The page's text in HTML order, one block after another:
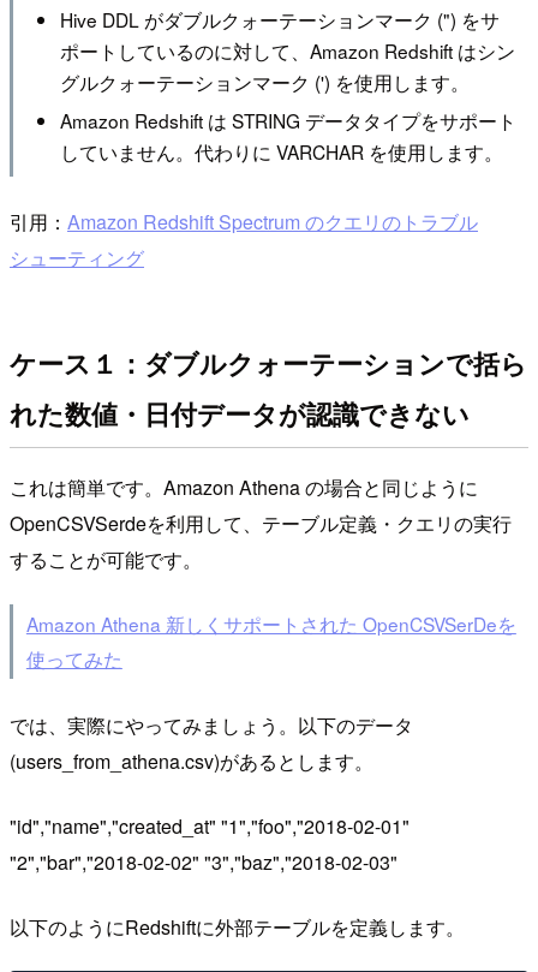
Hive DDL がダブルクォーテーションマーク (") をサ
ポートしているのに対して、Amazon Redshift はシン
グルクォーテーションマーク (') を使用します。
Amazon Redshift は STRING データタイプをサポート
していません。代わりに VARCHAR を使用します。
引用： Amazon Redshift Spectrum のクエリのトラブル
シューティング
ケース１：ダブルクォーテーションで括ら
れた数値・日付データが認識できない
これは簡単です。Amazon Athena の場合と同じように
OpenCSVSerdeを利用して、テーブル定義・クエリの実行
することが可能です。
Amazon Athena 新しくサポートされた OpenCSVSerDeを
使ってみた
では、実際にやってみましょう。以下のデータ
(users_from_athena.csv)があるとします。
"id","name","created_at" "1","foo","2018-02-01"
"2","bar","2018-02-02" "3","baz","2018-02-03"
以下のようにRedshiftに外部テーブルを定義します。